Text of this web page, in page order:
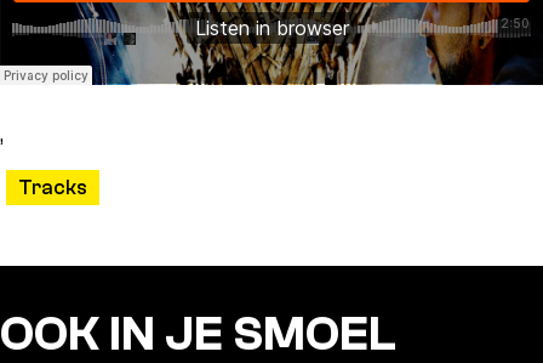
,
Tracks
OOK IN JE SMOEL